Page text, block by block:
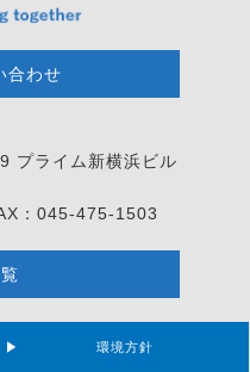
合わせ
プライム新横浜ビル
：045-475-1503
環境方針